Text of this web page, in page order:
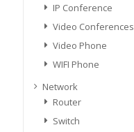
IP Conference
Video Conferences
Video Phone
WIFI Phone
Network
Router
Switch